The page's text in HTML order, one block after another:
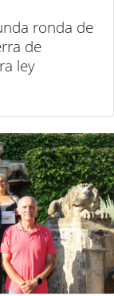
ronda de
de
ley